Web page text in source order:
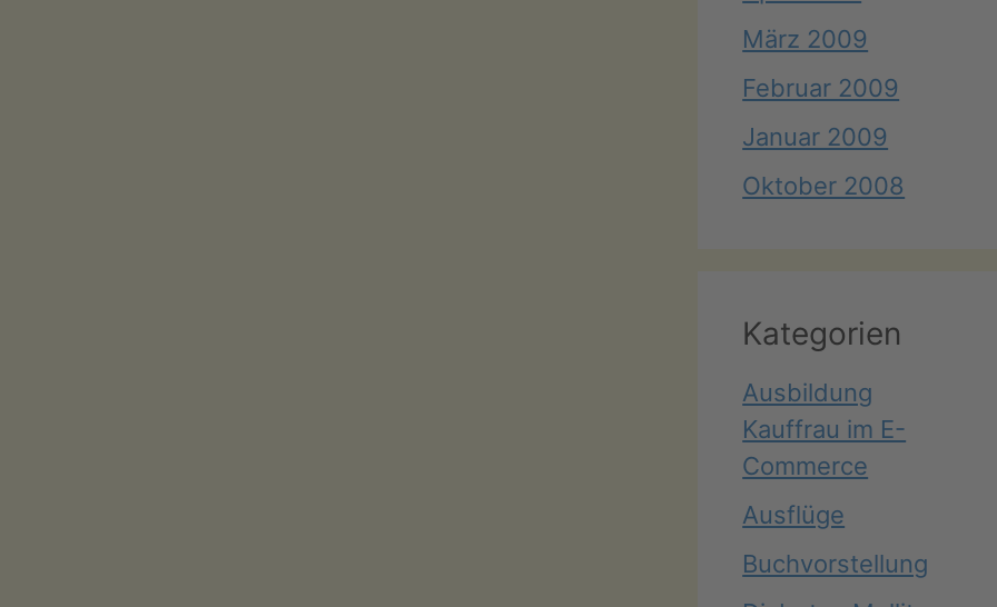
März 2009
Februar 2009
Januar 2009
Oktober 2008
Kategorien
Ausbildung
Kauffrau im E-
Commerce
Ausflüge
Buchvorstellung